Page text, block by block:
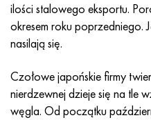
ilości stalowego eksportu.
okresem roku poprzedniego.
nasilają się.
Czołowe japońskie firmy
nierdzewnej dzieje się na tle
węgla. Od początku
Marażowanie 300
MP35N
50NHS
52K12F
KhN68VKTYU
HN70VMTYU
AT3
TL3
1.4545 - 15-5Ph®
1.4550 - AISI 347
15х12vnmf
15X16K5N2MVFAB
C65100, CuSi1,5
c92200, CuSn6Zn4Pb2
20XH3A, AISI 4320,
25KhGM, 20CrMo5,
Stal węglowa
11G12, 110G13L, X120Mn12